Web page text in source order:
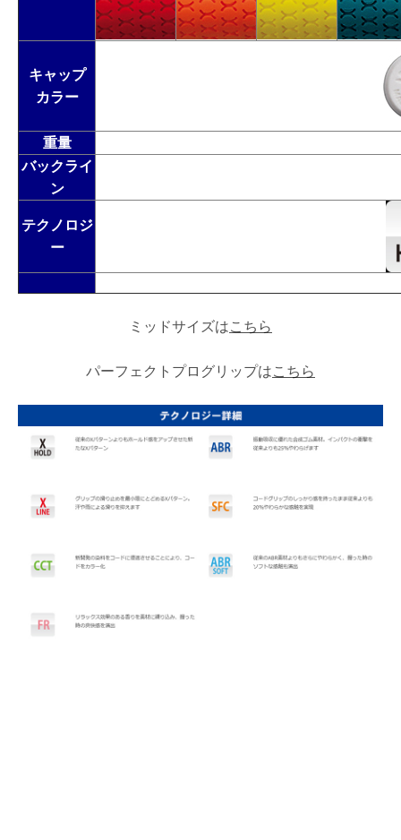
お買い物を続ける カートへ進む
お買い物を続ける パーツの選択へ進む
キャップ
カラー
重量
バックライ
ン
テクノロジ
ー
ミッドサイズはこちら
パーフェクトプログリップはこちら